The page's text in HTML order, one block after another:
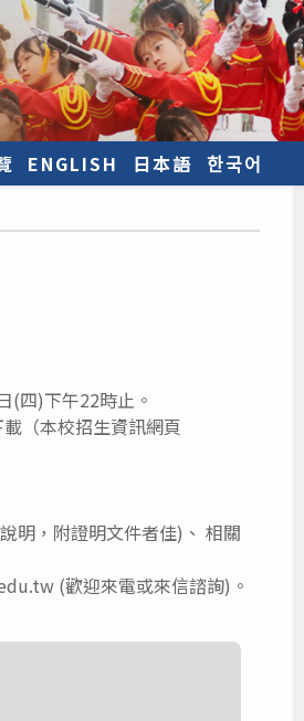
ENGLISH 日本語 한국어
(四)下午22時止。
（本校招生資訊網頁
明，附證明文件者佳)、 相關
(歡迎來電或來信諮詢)。